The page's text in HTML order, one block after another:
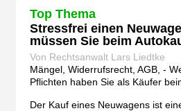
Top Thema
Stressfrei einen
müssen Sie beim
Von Rechtsanwalt Lars Liedtke
Mängel, Widerrufsrecht, AGB, -
Pflichten haben Sie als Käufer
Der Kauf eines Neuwagens ist